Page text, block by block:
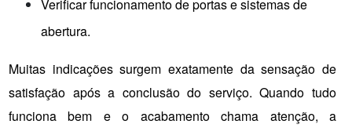
Verificar funcionamento de portas e sistemas de
abertura.
Muitas indicações surgem exatamente da sensação de
satisfação após a conclusão do serviço. Quando tudo
funciona bem e o acabamento chama atenção, a